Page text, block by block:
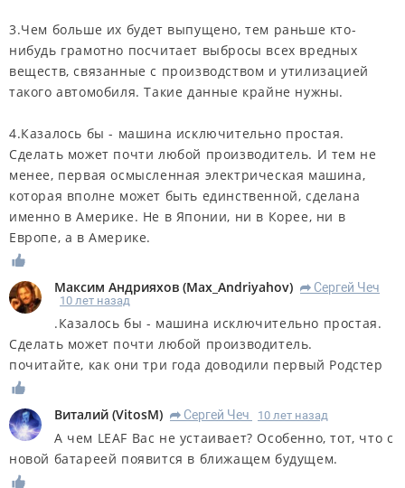
3.Чем больше их будет выпущено, тем раньше кто-
нибудь грамотно посчитает выбросы всех вредных
веществ, связанные с производством и утилизацией
такого автомобиля. Такие данные крайне нужны.
4.Казалось бы - машина исключительно простая.
Сделать может почти любой производитель. И тем не
менее, первая осмысленная электрическая машина,
которая вполне может быть единственной, сделана
именно в Америке. Не в Японии, ни в Корее, ни в
Европе, а в Америке.
Максим Андрияхов (Max_Andriyahov) R Сергей Чеч
10 лет назад
.Казалось бы - машина исключительно простая.
Сделать может почти любой производитель.
почитайте, как они три года доводили первый Родстер
Виталий (VitosM) R Сергей Чеч 10 лет назад
А чем LEAF Вас не устаивает? Особенно, тот, что с
новой батареей появится в ближащем будущем.